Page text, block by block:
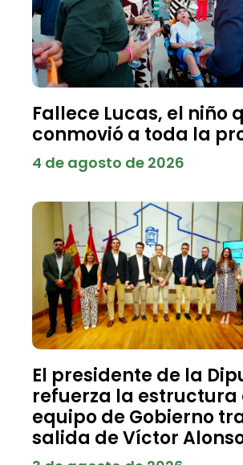
Fallece Lucas, el niño
conmovió a toda la
4 de agosto de 2026
El presidente de la
refuerza la estructura
equipo de Gobierno
salida de Víctor